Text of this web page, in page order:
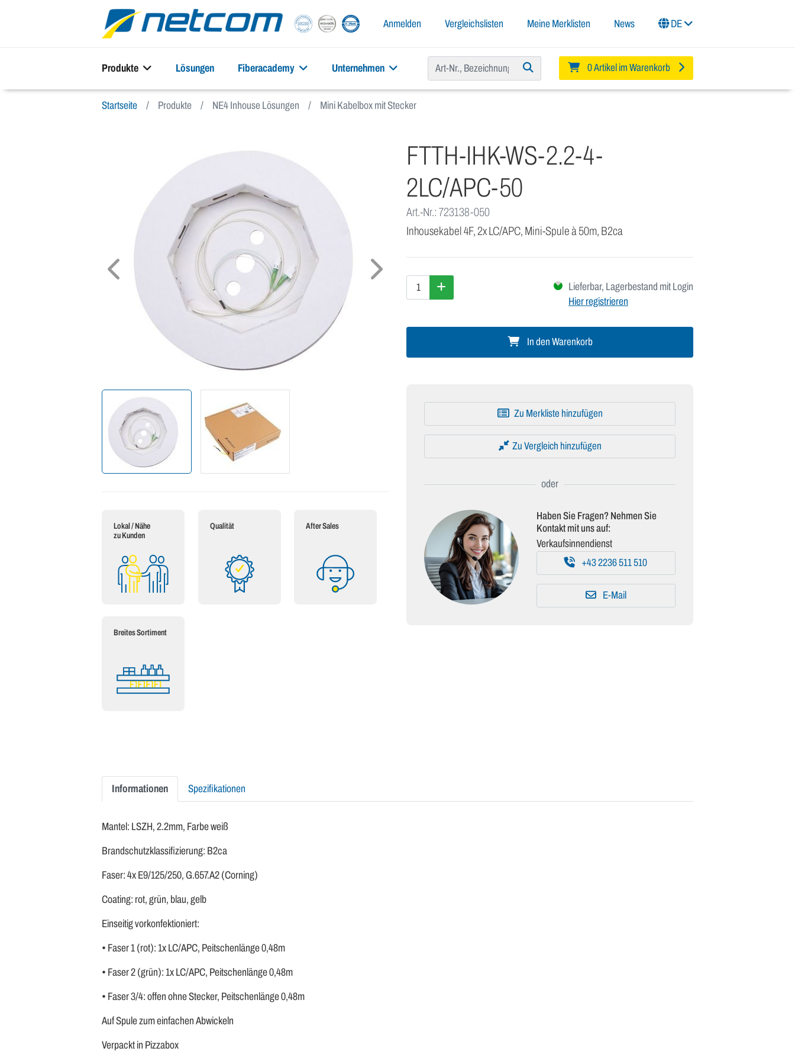
Anmelden Vergleichslisten Meine Merklisten News DE
Produkte Lösungen Fiberacademy Unternehmen 0 Artikel im Warenkorb
Startseite Produkte NE4 Inhouse Lösungen Mini Kabelbox mit Stecker
Lokal / Nähe
zu Kunden
Qualität After Sales
Breites Sortiment
FTTH-IHK-WS-2.2-4-
2LC/APC-50
Art.-Nr.: 723138-050
Inhousekabel 4F, 2x LC/APC, Mini-Spule à 50m, B2ca
Lieferbar, Lagerbestand mit Login
Hier registrieren
In den Warenkorb
Zu Merkliste hinzufügen
Zu Vergleich hinzufügen
Haben Sie Fragen? Nehmen Sie
Kontakt mit uns auf:
Verkaufsinnendienst
+43 2236 511 510
E-Mail
Informationen Spezifikationen
Mantel: LSZH, 2.2mm, Farbe weiß
Brandschutzklassifizierung: B2ca
Faser: 4x E9/125/250, G.657.A2 (Corning)
Coating: rot, grün, blau, gelb
Einseitig vorkonfektioniert:
• Faser 1 (rot): 1x LC/APC, Peitschenlänge 0,48m
• Faser 2 (grün): 1x LC/APC, Peitschenlänge 0,48m
• Faser 3/4: offen ohne Stecker, Peitschenlänge 0,48m
Auf Spule zum einfachen Abwickeln
Verpackt in Pizzabox